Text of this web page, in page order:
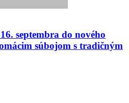
septembra do nového
súbojom s tradičným